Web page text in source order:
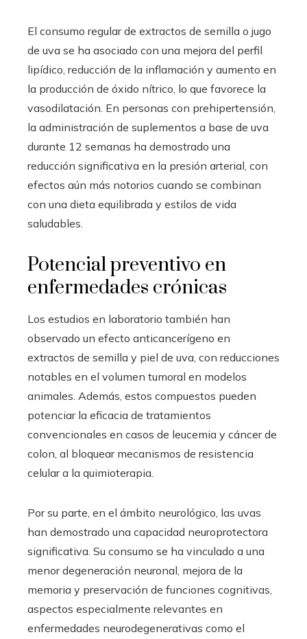
El consumo regular de extractos de semilla o jugo
de uva se ha asociado con una mejora del perfil
lipídico, reducción de la inflamación y aumento en
la producción de óxido nítrico, lo que favorece la
vasodilatación. En personas con prehipertensión,
la administración de suplementos a base de uva
durante 12 semanas ha demostrado una
reducción significativa en la presión arterial, con
efectos aún más notorios cuando se combinan
con una dieta equilibrada y estilos de vida
saludables.
Potencial preventivo en
enfermedades crónicas
Los estudios en laboratorio también han
observado un efecto anticancerígeno en
extractos de semilla y piel de uva, con reducciones
notables en el volumen tumoral en modelos
animales. Además, estos compuestos pueden
potenciar la eficacia de tratamientos
convencionales en casos de leucemia y cáncer de
colon, al bloquear mecanismos de resistencia
celular a la quimioterapia.
Por su parte, en el ámbito neurológico, las uvas
han demostrado una capacidad neuroprotectora
significativa. Su consumo se ha vinculado a una
menor degeneración neuronal, mejora de la
memoria y preservación de funciones cognitivas,
aspectos especialmente relevantes en
enfermedades neurodegenerativas como el